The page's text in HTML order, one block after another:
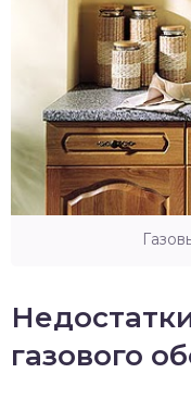
газового